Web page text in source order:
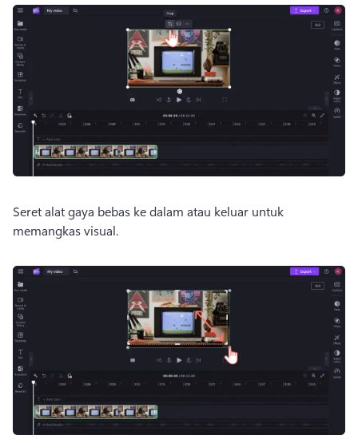
Seret alat gaya bebas ke dalam atau keluar untuk
memangkas visual.